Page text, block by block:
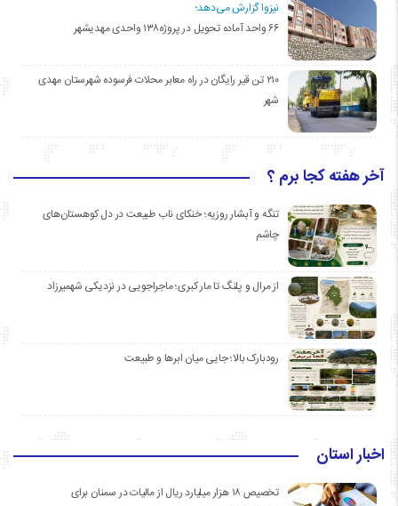
نیزوا گزارش می‌دهد؛
۶۶ واحد آماده تحویل در پروژه۱۳۸ واحدی مهدیشهر
۲۱۰ تن قیر رایگان در راه معابر محلات فرسوده شهرستان مهدی
شهر
آخر هفته کجا برم ؟
تنگه و آبشار روزیه؛ خنکای ناب طبیعت در دل کوهستان‌های
چاشم
از مرال و پلنگ تا مار کبری؛ ماجراجویی در نزدیکی شهمیرزاد
رودبارک بالا؛ جایی میان ابرها و طبیعت
اخبار استان
تخصیص ۱۸ هزار میلیارد ریال از مالیات در سمنان برای